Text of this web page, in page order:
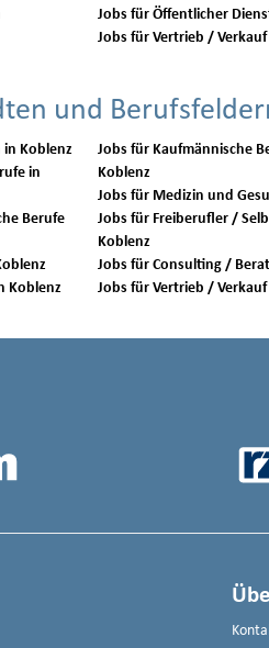
Jobs für Öffentlicher
Jobs für Vertrieb / Verkauf
und
Jobs für Finanzen / Controlling / Steuern in Koblenz
in
Berufe
/ Techniker in Koblenz
IT / TK / Software-Entwicklung in Koblenz
Jobs für Kaufmännische
Koblenz
Jobs für Freiberufler /
Koblenz